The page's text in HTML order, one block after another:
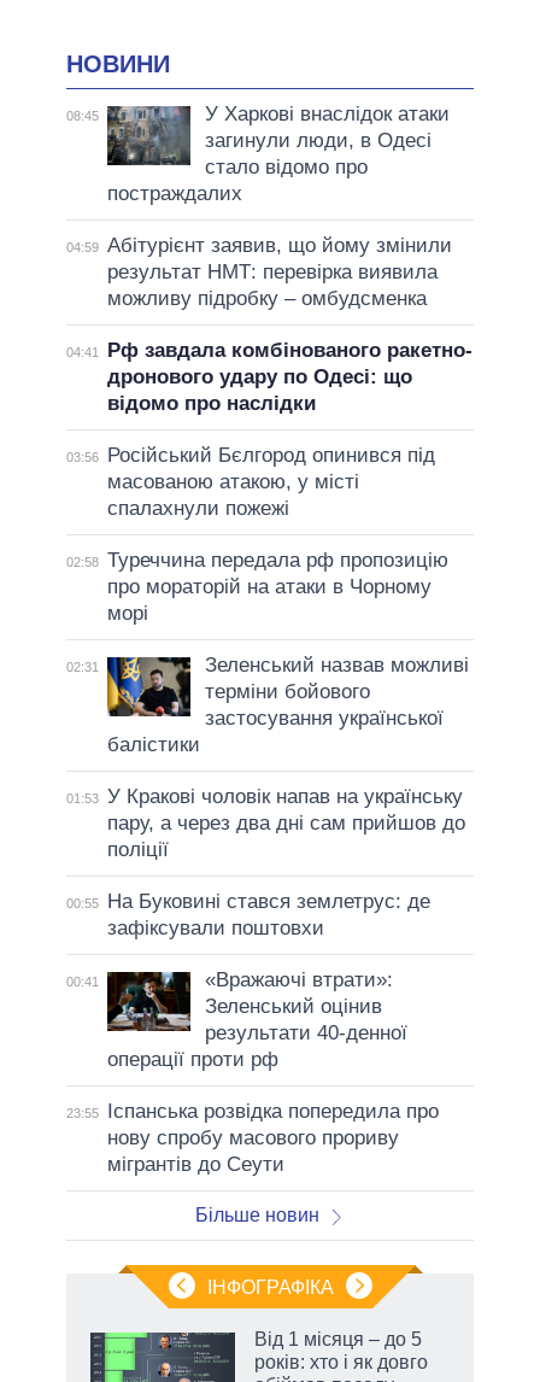
НОВИНИ
08:45
У Харкові внаслідок атаки
загинули люди, в Одесі
стало відомо про
постраждалих
04:59 Абітурієнт заявив, що йому змінили
результат НМТ: перевірка виявила
можливу підробку – омбудсменка
04:41
Рф завдала комбінованого ракетно-
дронового удару по Одесі: що
відомо про наслідки
03:56
Російський Бєлгород опинився під
масованою атакою, у місті
спалахнули пожежі
02:58 Туреччина передала рф пропозицію
про мораторій на атаки в Чорному
морі
02:31
Зеленський назвав можливі
терміни бойового
застосування української
балістики
01:53 У Кракові чоловік напав на українську
пару, а через два дні сам прийшов до
поліції
00:55
На Буковині стався землетрус: де
зафіксували поштовхи
00:41
«Вражаючі втрати»:
Зеленський оцінив
результати 40-денної
операції проти рф
23:55
Іспанська розвідка попередила про
нову спробу масового прориву
мігрантів до Сеути
Більше новин
ІНФОГРАФІКА
Від 1 місяця – до 5
років: хто і як довго